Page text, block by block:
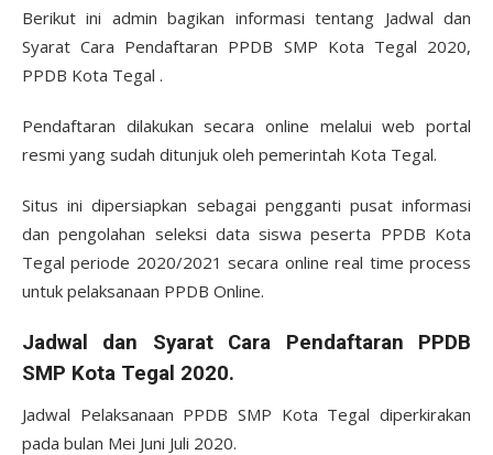
Berikut ini admin bagikan informasi tentang Jadwal dan
Syarat Cara Pendaftaran PPDB SMP Kota Tegal 2020,
PPDB Kota Tegal .
Pendaftaran dilakukan secara online melalui web portal
resmi yang sudah ditunjuk oleh pemerintah Kota Tegal.
Situs ini dipersiapkan sebagai pengganti pusat informasi
dan pengolahan seleksi data siswa peserta PPDB Kota
Tegal periode 2020/2021 secara online real time process
untuk pelaksanaan PPDB Online.
Jadwal dan Syarat Cara Pendaftaran PPDB
SMP Kota Tegal 2020.
Jadwal Pelaksanaan PPDB SMP Kota Tegal diperkirakan
pada bulan Mei Juni Juli 2020.